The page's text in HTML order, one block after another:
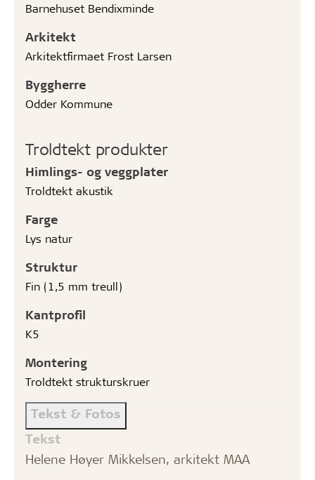
Barnehuset Bendixminde
Arkitekt
Arkitektfirmaet Frost Larsen
Byggherre
Odder Kommune
Troldtekt produkter
Himlings- og veggplater
Troldtekt akustik
Farge
Lys natur
Struktur
Fin (1,5 mm treull)
Kantprofil
K5
Montering
Troldtekt strukturskruer
Tekst & Fotos
Tekst
Helene Høyer Mikkelsen, arkitekt MAA